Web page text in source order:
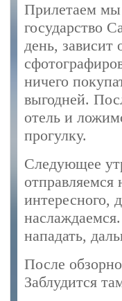
Прилетаем мы
государство
день,
ничего
выгодней.
отель и
прогулку.
Следующее
интересного,
нападать,
После
Заблудится